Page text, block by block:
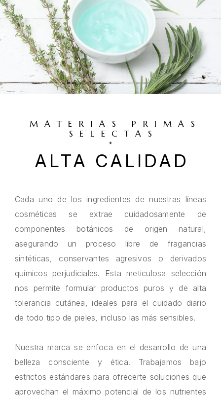
MATERIAS PRIMAS
SELECTAS
ALTA CALIDAD
Cada uno de los ingredientes de nuestras líneas
cosméticas se extrae cuidadosamente de
componentes botánicos de origen natural,
asegurando un proceso libre de fragancias
sintéticas, conservantes agresivos o derivados
químicos perjudiciales. Esta meticulosa selección
nos permite formular productos puros y de alta
tolerancia cutánea, ideales para el cuidado diario
de todo tipo de pieles, incluso las más sensibles.
Nuestra marca se enfoca en el desarrollo de una
belleza consciente y ética. Trabajamos bajo
estrictos estándares para ofrecerte soluciones que
aprovechan el máximo potencial de los nutrientes